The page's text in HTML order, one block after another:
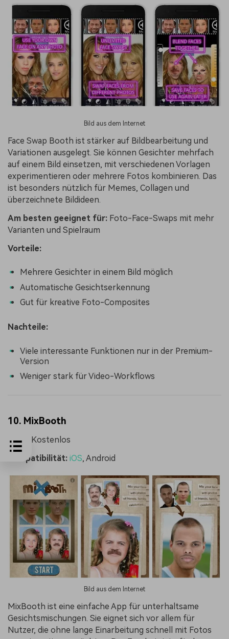
Bild aus dem Internet
Face Swap Booth ist stärker auf Bildbearbeitung und
Variationen ausgelegt. Sie können Gesichter mehrfach
auf einem Bild einsetzen, mit verschiedenen Vorlagen
experimentieren oder mehrere Fotos kombinieren. Das
ist besonders nützlich für Memes, Collagen und
überzeichnete Bildideen.
Am besten geeignet für: Foto-Face-Swaps mit mehr
Varianten und Spielraum
Vorteile:
Mehrere Gesichter in einem Bild möglich
Automatische Gesichtserkennung
Gut für kreative Foto-Composites
Nachteile:
Viele interessante Funktionen nur in der Premium-
Version
Weniger stark für Video-Workflows
10. MixBooth
Preis:
Kostenlos
Kompatibilität: iOS, Android
Bild aus dem Internet
MixBooth ist eine einfache App für unterhaltsame
Gesichtsmischungen. Sie eignet sich vor allem für
Nutzer, die ohne lange Einarbeitung schnell mit Fotos